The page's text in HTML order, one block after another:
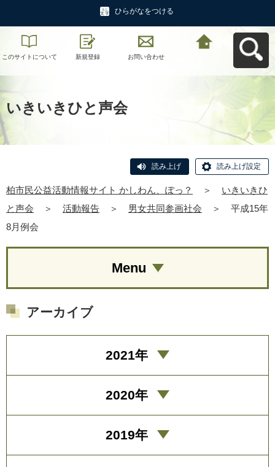
ひらがなをつける
このサイトについて 新規登録 お問い合わせ
いきいきひと声会
読み上げ 読み上げ設定
柏市民公益活動情報サイト かしわん、ぽっ？ ＞
いきいきひ
と声会
＞ 活動報告 ＞ 男女共同参画社会 ＞
平成15年
8月例会
Menu
アーカイブ
2021年
2020年
2019年